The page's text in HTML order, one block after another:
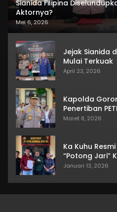
Sianida Filipina
Aktornya?
Mei 6, 2026
Jejak Sianida
Mulai Terkuak
April 23, 2026
Kapolda
Penertiban
Maret 8, 2026
Ka Kuhu
“Potong Jari”
Januari 13, 2026